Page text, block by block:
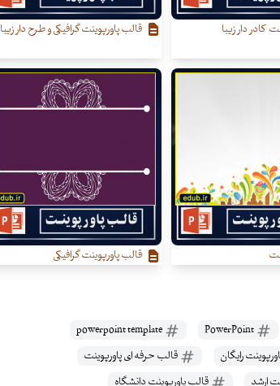
کادر دار زیبا قالب پاورپوینت گرافیکی و طرح دار زیبا
قالب پاورپوینت گرافیکی
رایگان
قالب حرفه ای پاورپوینت
ارشد قالب پاورپوینت دانشگاه